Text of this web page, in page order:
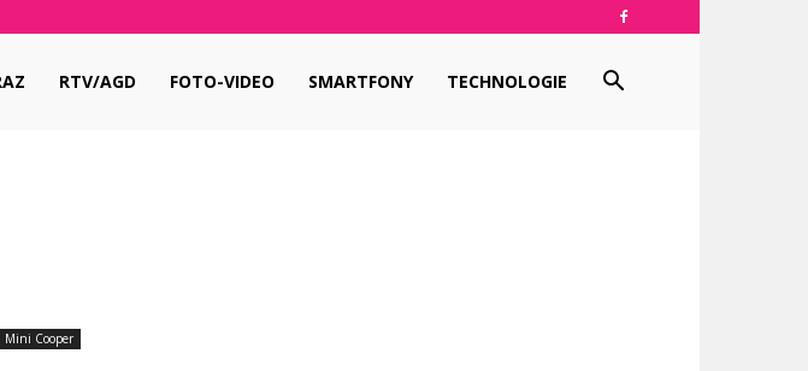
RTV/AGD FOTO-VIDEO SMARTFONY TECHNOLOGIE
Mini Cooper